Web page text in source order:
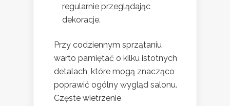
regularnie przeglądając
dekoracje.
Przy codziennym sprzątaniu
warto pamiętać o kilku istotnych
detalach, które mogą znacząco
poprawić ogólny wygląd salonu.
Częste wietrzenie